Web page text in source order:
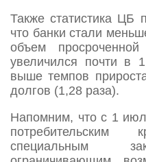
Также статистика ЦБ
что банки стали
объем
увеличился почти в
выше темпов
долгов (1,28 раза).
Напомним, что с 1
потребительским
специальным